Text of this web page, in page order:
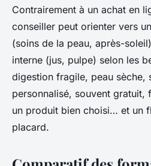
Contrairement à un achat en
conseiller peut orienter vers
(soins de la peau, après-
interne (jus, pulpe) selon les
digestion fragile, peau sèche,
personnalisé, souvent gratuit,
un produit bien choisi… et un
placard.